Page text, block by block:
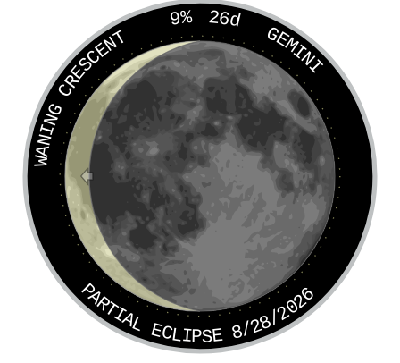
9% 26d
GEMINI
WANING CRESCENT
PARTIAL ECLIPSE 8/28/2026